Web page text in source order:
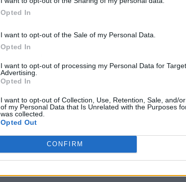
Opted In
I want to opt-out of the Sale of my Personal Data.
Opted In
I want to opt-out of processing my Personal Data for
Advertising.
Opted In
I want to opt-out of Collection, Use, Retention, Sale, and/
of my Personal Data that Is Unrelated with the Purposes
was collected.
Opted Out
CONFIRM